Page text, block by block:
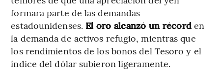
formara parte de las demandas
estadounidenses. El oro alcanzó un récord en
la demanda de activos refugio, mientras que
los rendimientos de los bonos del Tesoro y el
índice del dólar subieron ligeramente.